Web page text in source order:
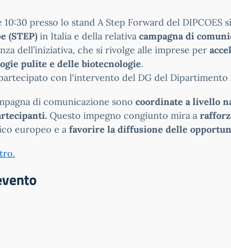
presso lo stand A Step Forward del
(STEP) in Italia e della relativa campagna di
dell’iniziativa, che si rivolge alle imprese per
pulite e delle biotecnologie.
partecipato con l'intervento del DG del
di comunicazione sono coordinate a livello
Questo impegno congiunto mira a
europeo e a favorire la diffusione delle